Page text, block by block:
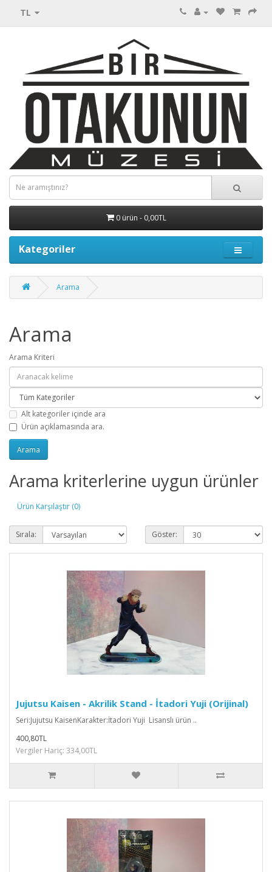
TL
0 ürün - 0,00TL
Kategoriler
Arama
Arama
Arama Kriteri
Alt kategoriler içinde ara
Ürün açıklamasında ara.
Arama kriterlerine uygun ürünler
Ürün Karşılaştır (0)
Sırala: Göster:
Jujutsu Kaisen - Akrilik Stand - İtadori Yuji (Orijinal)
Seri:Jujutsu KaisenKarakter:İtadori Yuji Lisanslı ürün ..
400,80TL
Vergiler Hariç: 334,00TL